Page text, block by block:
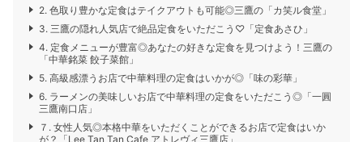
2. 色取り豊かな定食はテイクアウトも可能◎三鷹の「カ笑ル食堂」
3. 三鷹の隠れ人気店で絶品定食をいただこう♡「定食あさひ」
4. 定食メニューが豊富◎あなたの好きな定食を見つけよう！三鷹の
「中華銘菜 餃子菜館」
5. 高級感漂うお店で中華料理の定食はいかが◎「味の彩華」
6. ラーメンの美味しいお店で中華料理の定食をいただこう◎「一圓
三鷹南口店」
７. 女性人気◎本格中華をいただくことができるお店で定食はいか
が？「Lee Tan Tan Cafe アトレヴィ三鷹店」